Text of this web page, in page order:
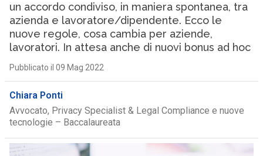
un accordo condiviso, in maniera spontanea, tra
azienda e lavoratore/dipendente. Ecco le
nuove regole, cosa cambia per aziende,
lavoratori. In attesa anche di nuovi bonus ad hoc
Pubblicato il 09 Mag 2022
Chiara Ponti
Avvocato, Privacy Specialist & Legal Compliance e nuove
tecnologie – Baccalaureata